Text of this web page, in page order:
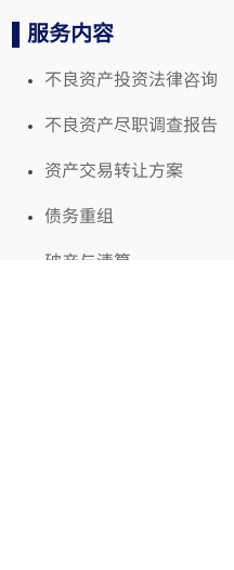
▌服务内容
不良资产投资法律咨询
不良资产尽职调查报告
资产交易转让方案
债务重组
破产与清算